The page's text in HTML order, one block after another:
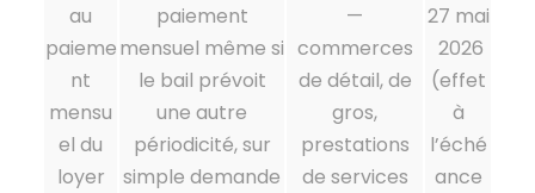
au
paieme
nt
mensu
el du
loyer
paiement
mensuel même si
le bail prévoit
une autre
périodicité, sur
simple demande
—
commerces
de détail, de
gros,
prestations
de services
27 mai
2026
(effet
à
l’éché
ance